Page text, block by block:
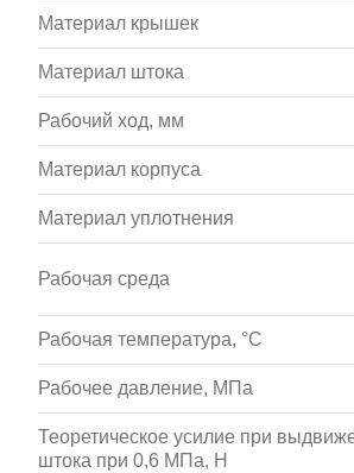
Материал крышек
Материал штока
Рабочий ход, мм
Материал корпуса
Материал уплотнения
Рабочая среда
Рабочая температура, °С
Рабочее давление, МПа
Теоретическое усилие при
штока при 0,6 МПа, Н